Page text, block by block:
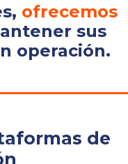
ofrecemos
sus
operación.
de